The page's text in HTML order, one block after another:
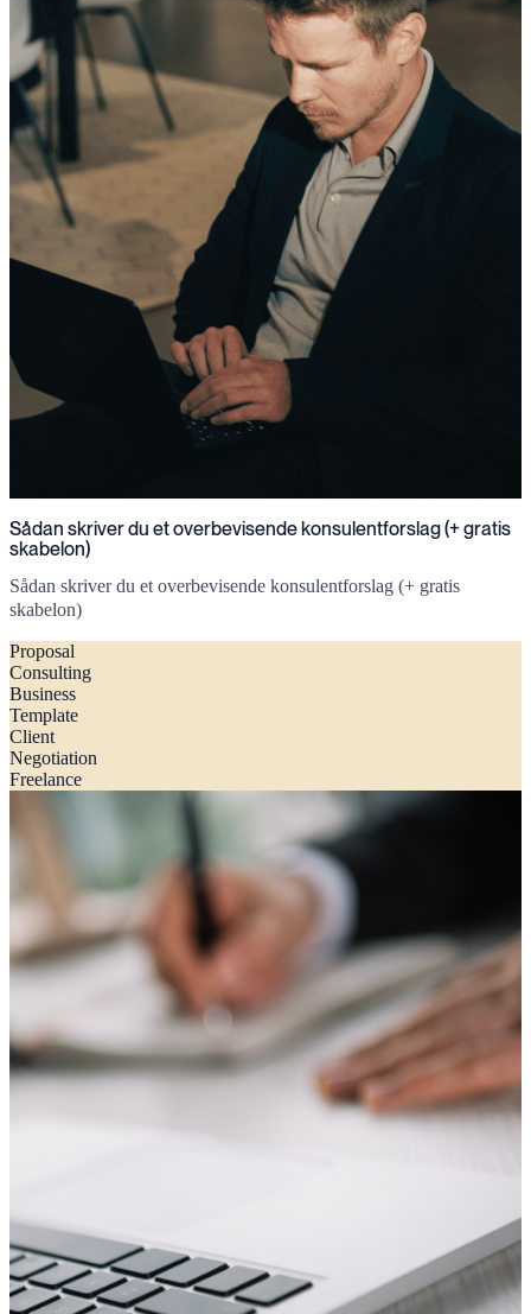
Sådan skriver du et overbevisende konsulentforslag (+ gratis
skabelon)
Sådan skriver du et overbevisende konsulentforslag (+ gratis
skabelon)
Proposal
Consulting
Business
Template
Client
Negotiation
Freelance